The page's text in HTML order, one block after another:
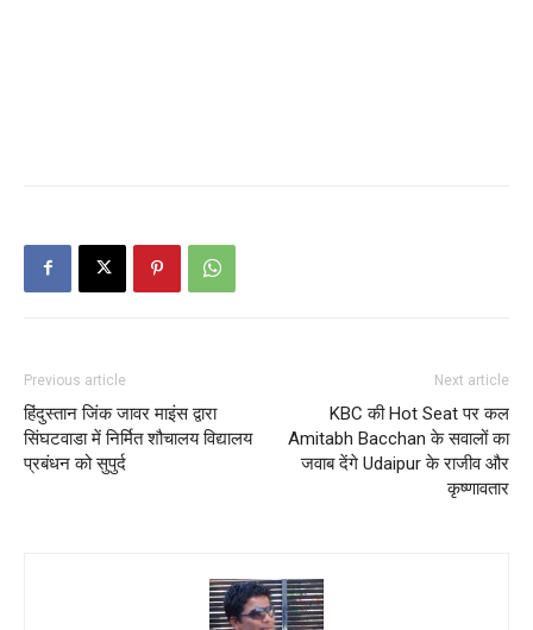
Previous article
हिंदुस्तान जिंक जावर माइंस द्वारा
सिंघटवाडा में निर्मित शौचालय विद्यालय
प्रबंधन को सुपुर्द
Next article
KBC की Hot Seat पर कल
Amitabh Bacchan के सवालों का
जवाब देंगे Udaipur के राजीव और
कृष्णावतार